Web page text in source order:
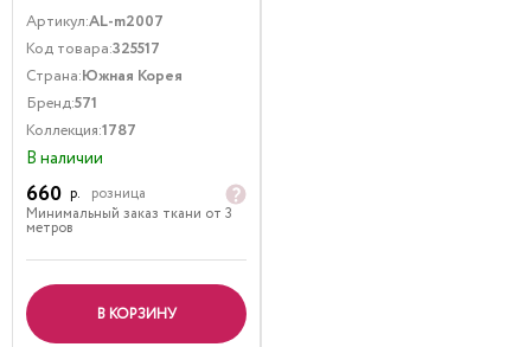
Артикул:AL-m2007
Код товара:325517
Страна:Южная Корея
Бренд:571
Коллекция:1787
В наличии
660 р.
розница
Минимальный заказ ткани от 3
метров
В КОРЗИНУ